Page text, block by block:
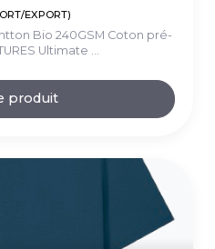
EXPORT)
Bio 240GSM Coton pré-
Ultimate ...
produit